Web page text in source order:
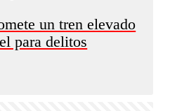
un tren elevado
para delitos